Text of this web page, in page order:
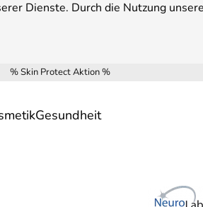
Dienste. Durch die Nutzung
% Skin Protect Aktion %
Gesundheit